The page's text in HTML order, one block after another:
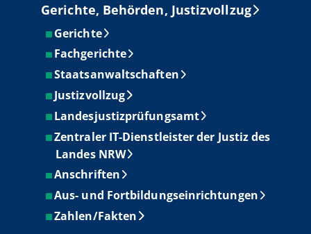
Gerichte, Behörden, Justizvollzug
Gerichte
Fachgerichte
Staatsanwaltschaften
Justizvollzug
Landesjustizprüfungsamt
Zentraler IT-Dienstleister der Justiz des
Landes NRW
Anschriften
Aus- und Fortbildungseinrichtungen
Zahlen/Fakten